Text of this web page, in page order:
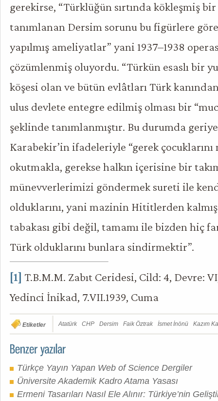
gerekirse, “Türklüğün sırtında kökleşmiş
tanımlanan Dersim sorunu bu figürlere
yapılmış ameliyatlar” yani 1937–1938
çözümlenmiş oluyordu. “Türkün esaslı bir
köşesi olan ve bütün evlâtları Türk
ulus devlete entegre edilmiş olması bir
şeklinde tanımlanmıştır. Bu durumda
Karabekir’in ifadeleriyle “gerek
okutmakla, gerekse halkın içerisine bir
münevverlerimizi göndermek sureti ile
olduklarını, yani mazinin Hititlerden
tabakası gibi değil, tamamı ile bizden hiç
Türk olduklarını bunlara sindirmektir”.
[1] T.B.M.M. Zabıt Ceridesi, Cild: 4, Devre:
Yedinci İnikad, 7.VII.1939, Cuma
Etiketler Atatürk CHP Dersim Faik Öztrak İsmet İnönü Kazım
Türkçe Yayın Yapan Web of Science Dergiler
Üniversite Akademik Kadro Atama Yasası
Ermeni Tasarıları Nasıl Ele Alınır: Türkiye’nin